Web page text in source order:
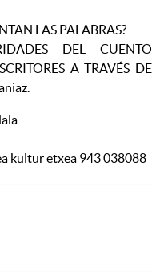
LAS PALABRAS?
DEL CUENTO
A TRAVÉS DE
kultur etxea 943 038088